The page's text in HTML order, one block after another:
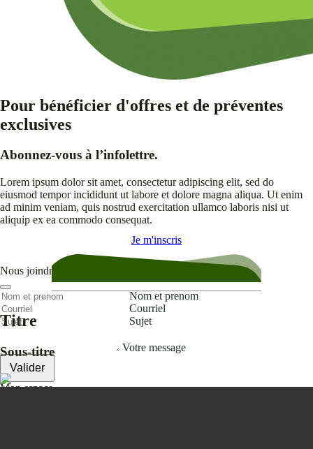
Pour bénéficier d'offres et de préventes
exclusives
Abonnez-vous à l’infolettre.
Lorem ipsum dolor sit amet, consectetur adipiscing elit, sed do
eiusmod tempor incididunt ut labore et dolore magna aliqua. Ut enim
ad minim veniam, quis nostrud exercitation ullamco laboris nisi ut
aliquip ex ea commodo consequat.
Je m'inscris
Titre
Sous-titre
Nous joindre
Nom et prenom
Courriel
Sujet
Votre message
Valider
Mon espace